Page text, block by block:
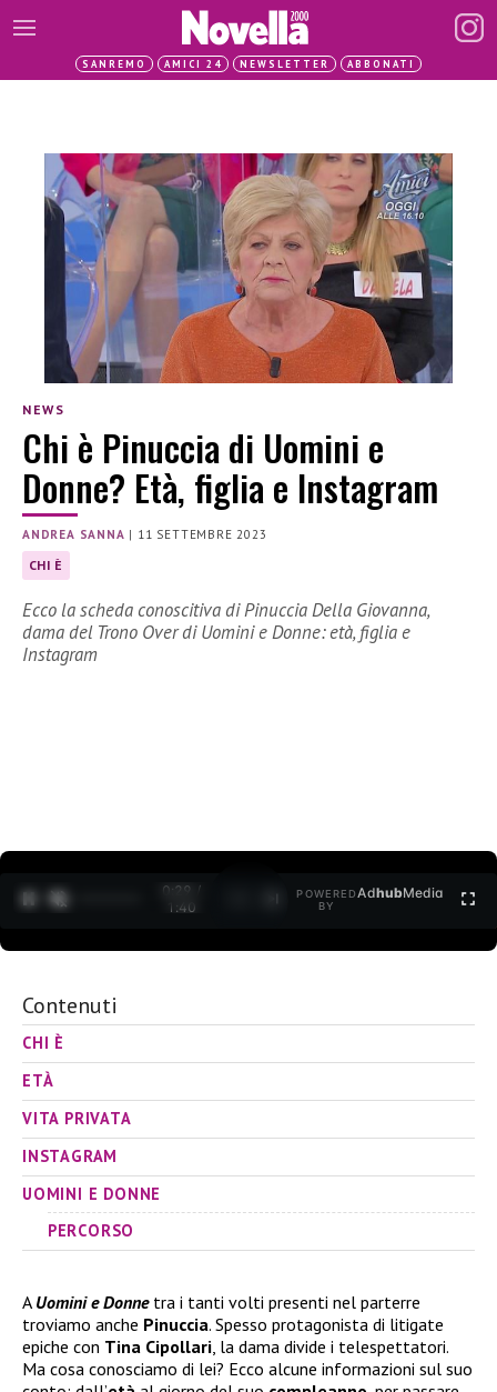
SANREMO AMICI 24 NEWSLETTER ABBONATI
NEWS
Chi è Pinuccia di Uomini e
Donne? Età, figlia e Instagram
ANDREA SANNA | 11 SETTEMBRE 2023
CHI È
Ecco la scheda conoscitiva di Pinuccia Della Giovanna,
dama del Trono Over di Uomini e Donne: età, figlia e
Instagram
0:30 /
1:40
POWERED
BY
AdhubMedia
Contenuti
CHI È
ETÀ
VITA PRIVATA
INSTAGRAM
UOMINI E DONNE
PERCORSO
A Uomini e Donnetra i tanti volti presenti nel parterre
troviamo anche Pinuccia. Spesso protagonista di litigate
epiche con Tina Cipollari, la dama divide i telespettatori.
Ma cosa conosciamo di lei? Ecco alcune informazioni sul suo